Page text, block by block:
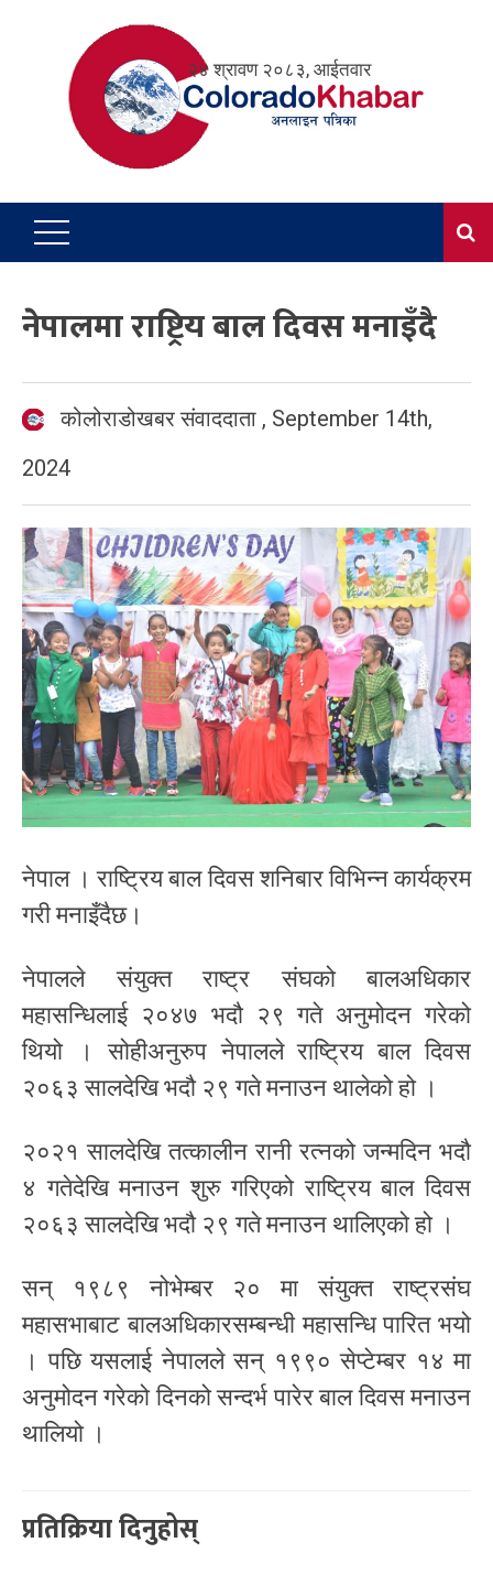
२४ श्रावण २०८३, आईतवार
नेपालमा राष्ट्रिय बाल दिवस मनाइँदै
कोलोराडोखबर संवाददाता , September 14th,
2024
नेपाल । राष्ट्रिय बाल दिवस शनिबार विभिन्न कार्यक्रम
गरी मनाइँदैछ।
नेपालले संयुक्त राष्ट्र संघको बालअधिकार
महासन्धिलाई २०४७ भदौ २९ गते अनुमोदन गरेको
थियो । सोहीअनुरुप नेपालले राष्ट्रिय बाल दिवस
२०६३ सालदेखि भदौ २९ गते मनाउन थालेको हो ।
२०२१ सालदेखि तत्कालीन रानी रत्नको जन्मदिन भदौ
४ गतेदेखि मनाउन शुरु गरिएको राष्ट्रिय बाल दिवस
२०६३ सालदेखि भदौ २९ गते मनाउन थालिएको हो ।
सन् १९८९ नोभेम्बर २० मा संयुक्त राष्ट्रसंघ
महासभाबाट बालअधिकारसम्बन्धी महासन्धि पारित भयो
। पछि यसलाई नेपालले सन् १९९० सेप्टेम्बर १४ मा
अनुमोदन गरेको दिनको सन्दर्भ पारेर बाल दिवस मनाउन
थालियो ।
प्रतिक्रिया दिनुहोस्